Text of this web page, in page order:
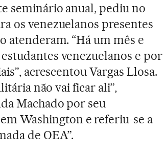
seminário anual, pediu no
os venezuelanos presentes
atenderam. “Há um mês e
venezuelanos e por
acrescentou Vargas Llosa.
não vai ficar ali”,
Machado por seu
Washington e referiu-se a
de OEA”.